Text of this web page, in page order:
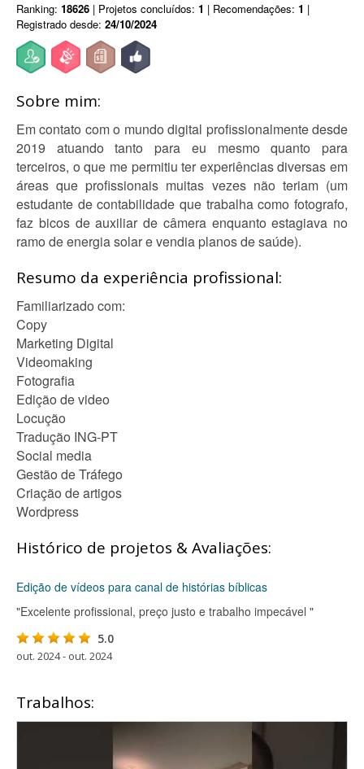
Ranking: 18626 | Projetos concluídos: 1 | Recomendações: 1 |
Registrado desde: 24/10/2024
Sobre mim:
Em contato com o mundo digital profissionalmente desde
2019 atuando tanto para eu mesmo quanto para
terceiros, o que me permitiu ter experiências diversas em
áreas que profissionais muitas vezes não teriam (um
estudante de contabilidade que trabalha como fotografo,
faz bicos de auxiliar de câmera enquanto estagiava no
ramo de energia solar e vendia planos de saúde).
Resumo da experiência profissional:
Familiarizado com:
Copy
Marketing Digital
Videomaking
Fotografia
Edição de video
Locução
Tradução ING-PT
Social media
Gestão de Tráfego
Criação de artigos
Wordpress
Histórico de projetos & Avaliações:
Edição de vídeos para canal de histórias bíblicas
"Excelente profissional, preço justo e trabalho impecável "
5.0
out. 2024 - out. 2024
Trabalhos: